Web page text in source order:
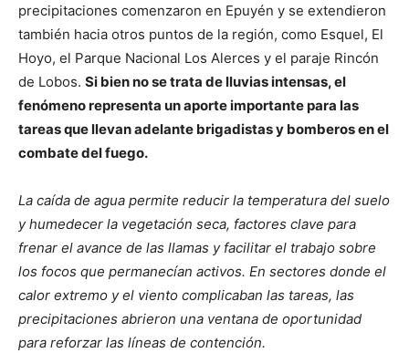
precipitaciones comenzaron en Epuyén y se extendieron
también hacia otros puntos de la región, como Esquel, El
Hoyo, el Parque Nacional Los Alerces y el paraje Rincón
de Lobos. Si bien no se trata de lluvias intensas, el
fenómeno representa un aporte importante para las
tareas que llevan adelante brigadistas y bomberos en el
combate del fuego.
La caída de agua permite reducir la temperatura del suelo
y humedecer la vegetación seca, factores clave para
frenar el avance de las llamas y facilitar el trabajo sobre
los focos que permanecían activos. En sectores donde el
calor extremo y el viento complicaban las tareas, las
precipitaciones abrieron una ventana de oportunidad
para reforzar las líneas de contención.